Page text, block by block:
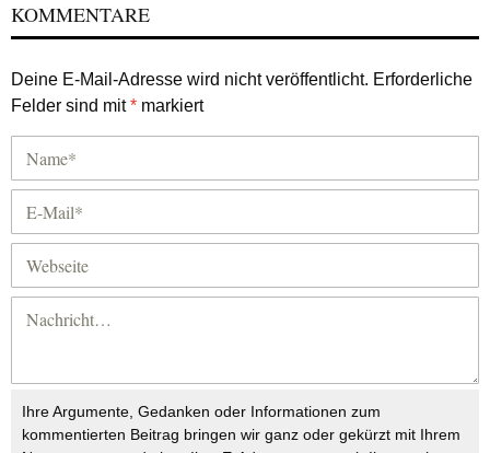
KOMMENTARE
Deine E-Mail-Adresse wird nicht veröffentlicht. Erforderliche
Felder sind mit* markiert
Ihre Argumente, Gedanken oder Informationen zum
kommentierten Beitrag bringen wir ganz oder gekürzt mit Ihrem